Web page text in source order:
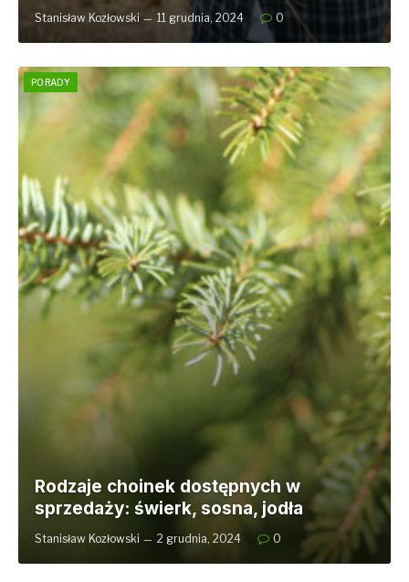
Stanisław Kozłowski 11 grudnia, 2024 0
PORADY
Rodzaje choinek dostępnych w
sprzedaży: świerk, sosna, jodła
Stanisław Kozłowski 2 grudnia, 2024 0